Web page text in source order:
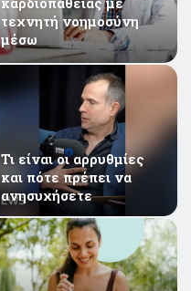
τεχνητή νοημοσύνη
μέσω
καρδιογραφήματος
Τι είναι οι αρρυθμίες
και πότε πρέπει να
ανησυχήσετε